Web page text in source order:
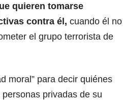
quieren tomarse
contra él, cuando él no
el grupo terrorista de
moral” para decir quiénes
privadas de su